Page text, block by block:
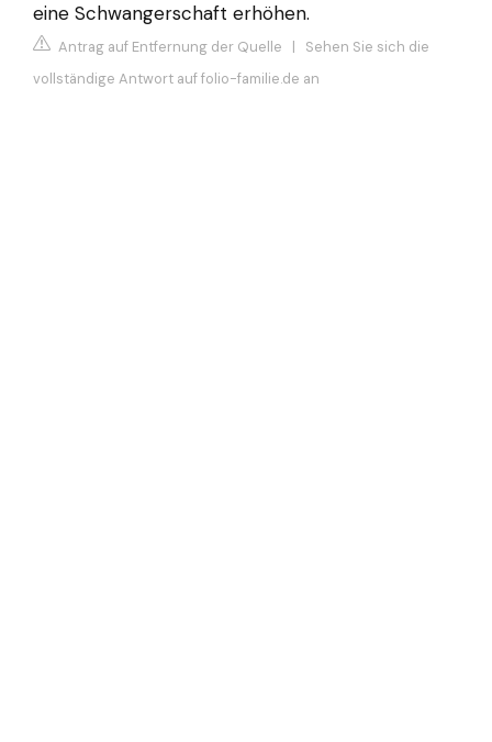
eine Schwangerschaft erhöhen.
Antrag auf Entfernung der Quelle | Sehen Sie sich die
vollständige Antwort auf folio-familie.de an